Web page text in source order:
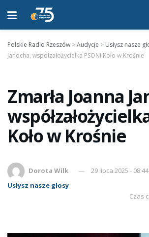
Polskie Radio Rzeszów >Audycje > Usłysz nasze
Janocha, współzałożycielka PSONI Koło w Krośnie
Zmarła Joanna
Koło w Krośnie
Dorota Wilk
29 lipca 2025 - 08:44
Usłysz nasze głosy
Czas